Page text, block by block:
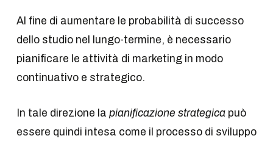
Al fine di aumentare le probabilità di successo
dello studio nel lungo-termine, è necessario
pianificare le attività di marketing in modo
continuativo e strategico.
In tale direzione la pianificazione strategica può
essere quindi intesa come il processo di sviluppo